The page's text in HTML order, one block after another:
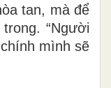
tan, mà để
“Người
mình sẽ